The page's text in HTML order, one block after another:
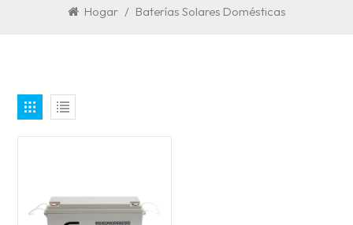
Hogar / Baterías Solares Domésticas